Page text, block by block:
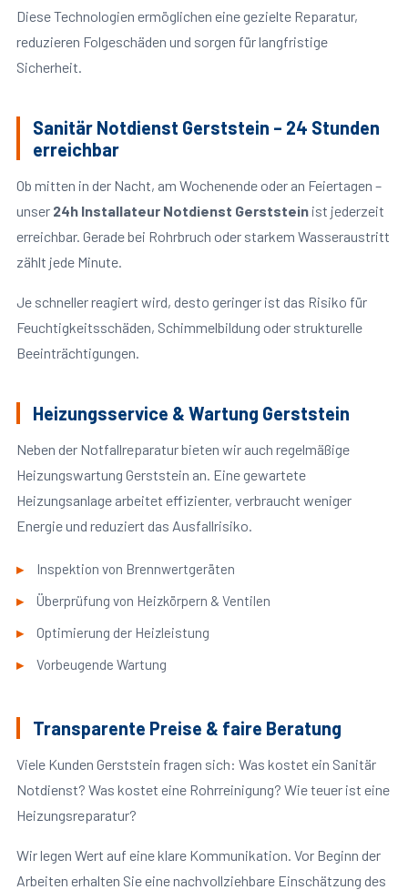
Diese Technologien ermöglichen eine gezielte Reparatur,
reduzieren Folgeschäden und sorgen für langfristige
Sicherheit.
Sanitär Notdienst Gerststein – 24 Stunden
erreichbar
Ob mitten in der Nacht, am Wochenende oder an Feiertagen –
unser 24h Installateur Notdienst Gerststeinist jederzeit
erreichbar. Gerade bei Rohrbruch oder starkem Wasseraustritt
zählt jede Minute.
Je schneller reagiert wird, desto geringer ist das Risiko für
Feuchtigkeitsschäden, Schimmelbildung oder strukturelle
Beeinträchtigungen.
Heizungsservice & Wartung Gerststein
Neben der Notfallreparatur bieten wir auch regelmäßige
Heizungswartung Gerststein an. Eine gewartete
Heizungsanlage arbeitet effizienter, verbraucht weniger
Energie und reduziert das Ausfallrisiko.
Inspektion von Brennwertgeräten
Überprüfung von Heizkörpern & Ventilen
Optimierung der Heizleistung
Vorbeugende Wartung
Transparente Preise & faire Beratung
Viele Kunden Gerststein fragen sich: Was kostet ein Sanitär
Notdienst? Was kostet eine Rohrreinigung? Wie teuer ist eine
Heizungsreparatur?
Wir legen Wert auf eine klare Kommunikation. Vor Beginn der
Arbeiten erhalten Sie eine nachvollziehbare Einschätzung des